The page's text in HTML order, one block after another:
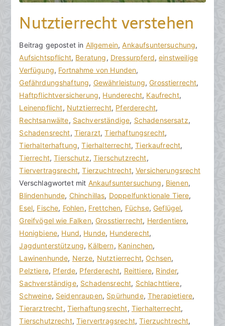
Nutztierrecht verstehen
V
o
n
h
o
r
a
k
R
e
c
h
t
s
a
n
w
ä
l
t
e
B
e
i
t
r
a
g
v
e
r
ö
f
f
e
n
t
l
i
c
h
t
a
m
Beitrag gepostet in Allgemein, Ankaufsuntersuchung,
Aufsichtspflicht, Beratung, Dressurpferd,einstweilige
Verfügung, Fortnahme von Hunden,
Gefährdungshaftung, Gewährleistung, Grosstierrecht,
Haftpflichtversicherung, Hunderecht, Kaufrecht,
Leinenpflicht, Nutztierrecht, Pferderecht,
Rechtsanwälte, Sachverständige, Schadensersatz,
Schadensrecht, Tierarzt,Tierhaftungsrecht,
Tierhalterhaftung,Tierhalterrecht,Tierkaufrecht,
Tierrecht,Tierschutz,Tierschutzrecht,
Tiervertragsrecht,Tierzuchtrecht,Versicherungsrecht
Verschlagwortet mit Ankaufsuntersuchung, Bienen,
Blindenhunde, Chinchillas, Doppelfunktionale Tiere,
Esel, Fische, Fohlen, Frettchen, Füchse, Geflügel,
Greifvögel wie Falken, Grosstierrecht, Herdentiere,
Honigbiene, Hund, Hunde, Hunderecht,
Jagdunterstützung, Kälbern, Kaninchen,
Lawinenhunde, Nerze, Nutztierrecht, Ochsen,
Pelztiere, Pferde, Pferderecht, Reittiere, Rinder,
Sachverständige, Schadensrecht, Schlachttiere,
Schweine, Seidenraupen, Spürhunde,Therapietiere,
Tierarztrecht, Tierhaftungsrecht, Tierhalterrecht,
Tierschutzrecht,Tiervertragsrecht,Tierzuchtrecht,
K
e
i
n
e
K
o
m
m
e
n
t
a
r
e
zu
Nutztierrecht
verstehen